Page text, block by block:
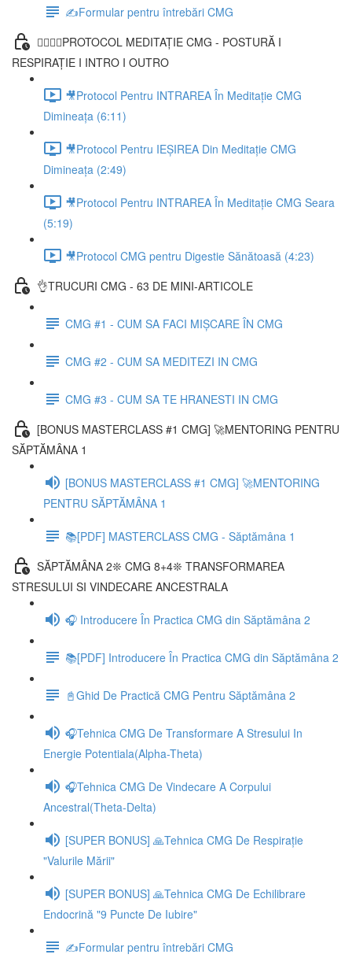
✍️Formular pentru întrebări CMG
🧘‍♀️🧘‍♂️PROTOCOL MEDITAȚIE CMG - POSTURĂ I
RESPIRAȚIE I INTRO I OUTRO
🎥Protocol Pentru INTRAREA În Meditație CMG
Dimineața (6:11)
🎥Protocol Pentru IEȘIREA Din Meditație CMG
Dimineața (2:49)
🎥Protocol Pentru INTRAREA În Meditație CMG Seara
(5:19)
🎥Protocol CMG pentru Digestie Sănătoasă (4:23)
👌TRUCURI CMG - 63 DE MINI-ARTICOLE
CMG #1 - CUM SA FACI MIȘCARE ÎN CMG
CMG #2 - CUM SA MEDITEZI IN CMG
CMG #3 - CUM SA TE HRANESTI IN CMG
[BONUS MASTERCLASS #1 CMG] 🚀MENTORING PENTRU
SĂPTĂMÂNA 1
[BONUS MASTERCLASS #1 CMG] 🚀MENTORING
PENTRU SĂPTĂMÂNA 1
📚[PDF] MASTERCLASS CMG - Săptămâna 1
SĂPTĂMÂNA 2❊ CMG 8+4❊ TRANSFORMAREA
STRESULUI SI VINDECARE ANCESTRALA
🎧 Introducere În Practica CMG din Săptămâna 2
📚[PDF] Introducere În Practica CMG din Săptămâna 2
📓Ghid De Practică CMG Pentru Săptămâna 2
🎧Tehnica CMG De Transformare A Stresului In
Energie Potentiala(Alpha-Theta)
🎧Tehnica CMG De Vindecare A Corpului
Ancestral(Theta-Delta)
[SUPER BONUS] 🙏Tehnica CMG De Respirație
"Valurile Mării"
[SUPER BONUS] 🙏Tehnica CMG De Echilibrare
Endocrină "9 Puncte De Iubire"
✍️Formular pentru întrebări CMG